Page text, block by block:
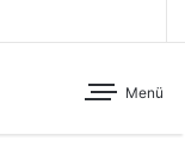
Menü